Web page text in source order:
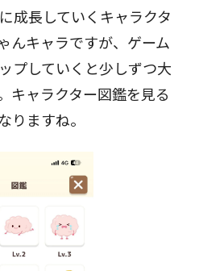
成長していくキャラクタ
んキャラですが、ゲーム
プしていくと少しずつ大
キャラクター図鑑を見る
りますね。